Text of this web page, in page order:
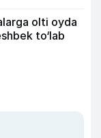
olti oyda
to‘lab